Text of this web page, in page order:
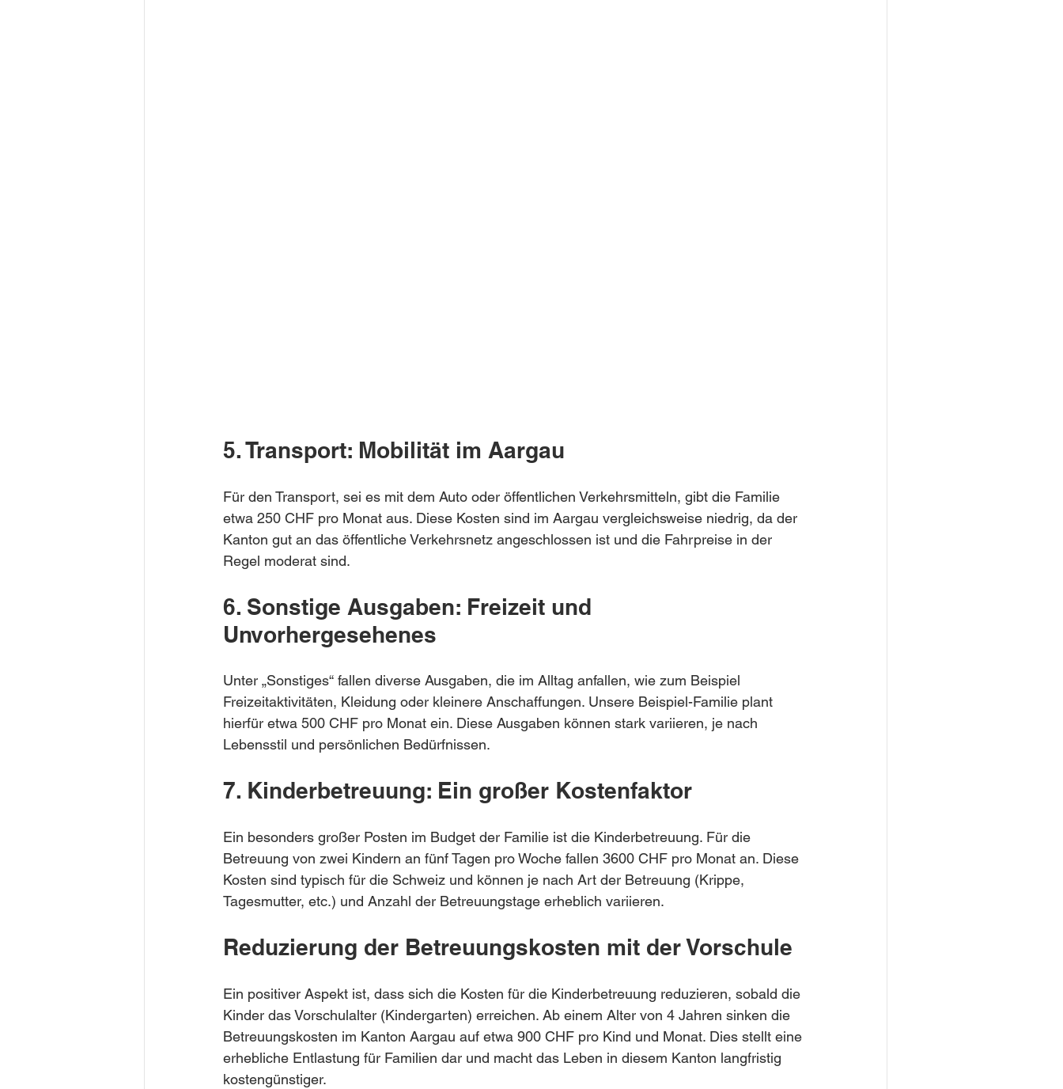
5. Transport: Mobilität im Aargau
Für den Transport, sei es mit dem Auto oder öffentlichen Verkehrsmitteln, gibt die Familie
etwa 250 CHF pro Monat aus. Diese Kosten sind im Aargau vergleichsweise niedrig, da der
Kanton gut an das öffentliche Verkehrsnetz angeschlossen ist und die Fahrpreise in der
Regel moderat sind.
6. Sonstige Ausgaben: Freizeit und
Unvorhergesehenes
Unter „Sonstiges“ fallen diverse Ausgaben, die im Alltag anfallen, wie zum Beispiel
Freizeitaktivitäten, Kleidung oder kleinere Anschaffungen. Unsere Beispiel-Familie plant
hierfür etwa 500 CHF pro Monat ein. Diese Ausgaben können stark variieren, je nach
Lebensstil und persönlichen Bedürfnissen.
7. Kinderbetreuung: Ein großer Kostenfaktor
Ein besonders großer Posten im Budget der Familie ist die Kinderbetreuung. Für die
Betreuung von zwei Kindern an fünf Tagen pro Woche fallen 3600 CHF pro Monat an. Diese
Kosten sind typisch für die Schweiz und können je nach Art der Betreuung (Krippe,
Tagesmutter, etc.) und Anzahl der Betreuungstage erheblich variieren.
Reduzierung der Betreuungskosten mit der Vorschule
Ein positiver Aspekt ist, dass sich die Kosten für die Kinderbetreuung reduzieren, sobald die
Kinder das Vorschulalter (Kindergarten) erreichen. Ab einem Alter von 4 Jahren sinken die
Betreuungskosten im Kanton Aargau auf etwa 900 CHF pro Kind und Monat. Dies stellt eine
erhebliche Entlastung für Familien dar und macht das Leben in diesem Kanton langfristig
kostengünstiger.